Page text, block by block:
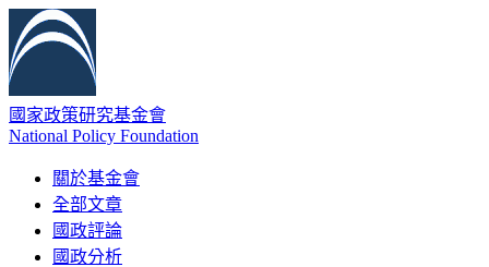
國家政策研究基金會
National Policy Foundation
關於基金會
全部文章
國政評論
國政分析